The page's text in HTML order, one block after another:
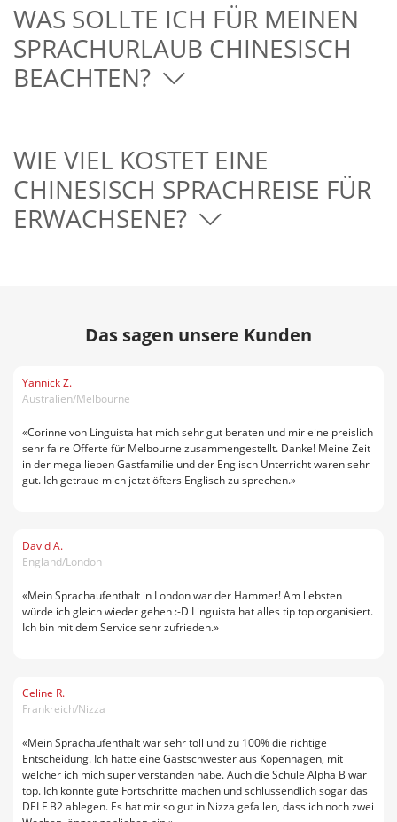
WAS SOLLTE ICH FÜR MEINEN
SPRACHURLAUB CHINESISCH
BEACHTEN?
WIE VIEL KOSTET EINE
CHINESISCH SPRACHREISE FÜR
ERWACHSENE?
Das sagen unsere Kunden
Yannick Z.
Australien/Melbourne
«Corinne von Linguista hat mich sehr gut beraten und mir eine preislich
sehr faire Offerte für Melbourne zusammengestellt. Danke! Meine Zeit
in der mega lieben Gastfamilie und der Englisch Unterricht waren sehr
gut. Ich getraue mich jetzt öfters Englisch zu sprechen.»
David A.
England/London
«Mein Sprachaufenthalt in London war der Hammer! Am liebsten
würde ich gleich wieder gehen :-D Linguista hat alles tip top organisiert.
Ich bin mit dem Service sehr zufrieden.»
Celine R.
Frankreich/Nizza
«Mein Sprachaufenthalt war sehr toll und zu 100% die richtige
Entscheidung. Ich hatte eine Gastschwester aus Kopenhagen, mit
welcher ich mich super verstanden habe. Auch die Schule Alpha B war
top. Ich konnte gute Fortschritte machen und schlussendlich sogar das
DELF B2 ablegen. Es hat mir so gut in Nizza gefallen, dass ich noch zwei